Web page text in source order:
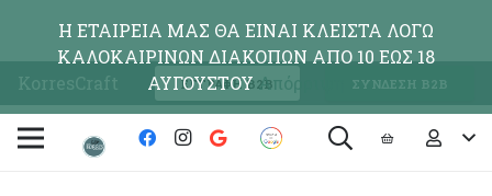
KorresCraft ΕΓΓΡΑΦΗ Β2Β ΣΥΝΔΕΣΗ Β2Β
Η ΕΤΑΙΡΕΙΑ ΜΑΣ ΘΑ ΕΙΝΑΙ ΚΛΕΙΣΤΑ ΛΟΓΩ
ΚΑΛΟΚΑΙΡΙΝΩΝ ΔΙΑΚΟΠΩΝ ΑΠΟ 10 ΕΩΣ 18
ΑΥΓΟΥΣΤΟΥΑπόρριψη